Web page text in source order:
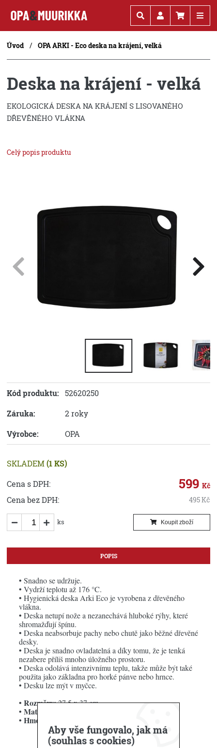
Úvod OPA ARKI - Eco deska na krájení, velká
Deska na krájení - velká
EKOLOGICKÁ DESKA NA KRÁJENÍ S LISOVANÉHO
DŘEVĚNÉHO VLÁKNA
Celý popis produktu
Kód produktu: 52620250
Záruka:
2 roky
Výrobce:
OPA
SKLADEM(1 KS)
Cena s DPH:
599 Kč
Cena bez DPH: 495Kč
ks Koupit zboží
POPIS
• Snadno se udržuje.
• Vydrží teplotu až 176 °C.
• Hygienická deska Arki Eco je vyrobena z dřevěného
vlákna.
• Deska netupí nože a nezanechává hluboké rýhy, které
shromažďují špínu.
• Deska neabsorbuje pachy nebo chutě jako běžné dřevěné
desky.
• Deska je snadno ovladatelná a díky tomu, že je tenká
nezabere příliš mnoho úložného prostoru.
• Deska odolává intenzivnímu teplu, takže může být také
použita jako základna pro horké pánve nebo hrnce.
• Desku lze mýt v myčce.
• Rozměry:27,5 x 37 cm
• Materiál:
• Hmotnost:
Aby vše fungovalo, jak má
(souhlas s cookies)